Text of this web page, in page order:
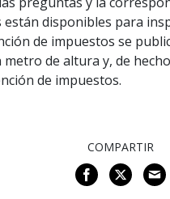
están disponibles para
de impuestos se
de altura y, de
de impuestos.
COMPARTIR